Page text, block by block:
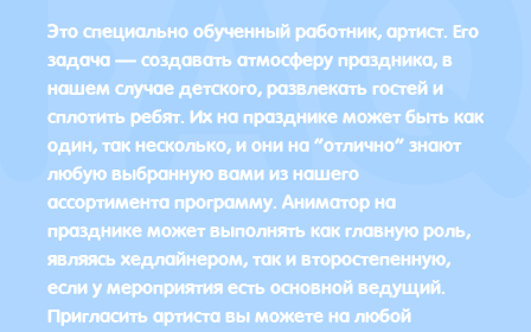
Это специально обученный работник, артист. Его
задача — создавать атмосферу праздника, в
нашем случае детского, развлекать гостей и
сплотить ребят. Их на празднике может быть как
один, так несколько, и они на “отлично” знают
любую выбранную вами из нашего
ассортимента программу. Аниматор на
празднике может выполнять как главную роль,
являясь хедлайнером, так и второстепенную,
если у мероприятия есть основной ведущий.
Пригласить артиста вы можете на любой